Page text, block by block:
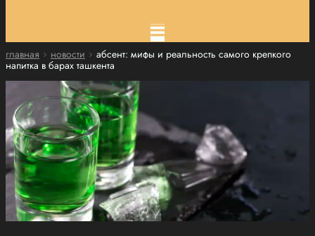
главная новости
абсент: мифы и реальность самого крепкого
напитка в барах ташкента